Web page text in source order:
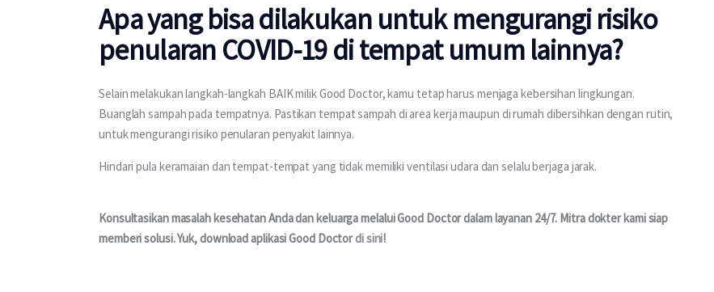
Apa yang bisa dilakukan untuk mengurangi risiko
penularan COVID-19 di tempat umum lainnya?
Selain melakukan langkah-langkah BAIK milik Good Doctor, kamu tetap harus menjaga kebersihan lingkungan.
Buanglah sampah pada tempatnya. Pastikan tempat sampah di area kerja maupun di rumah dibersihkan dengan rutin,
untuk mengurangi risiko penularan penyakit lainnya.
Hindari pula keramaian dan tempat-tempat yang tidak memiliki ventilasi udara dan selalu berjaga jarak.
Konsultasikan masalah kesehatan Anda dan keluarga melalui Good Doctor dalam layanan 24/7. Mitra dokter kami siap
memberi solusi. Yuk, download aplikasi Good Doctor di sini!